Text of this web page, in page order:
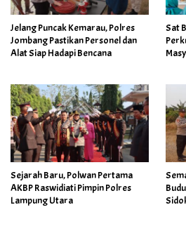
Jelang Puncak Kemarau, Polres
Jombang Pastikan Personel dan
Alat Siap Hadapi Bencana
Sat
Sejarah Baru, Polwan Pertama
AKBP Raswidiati Pimpin Polres
Lampung Utara